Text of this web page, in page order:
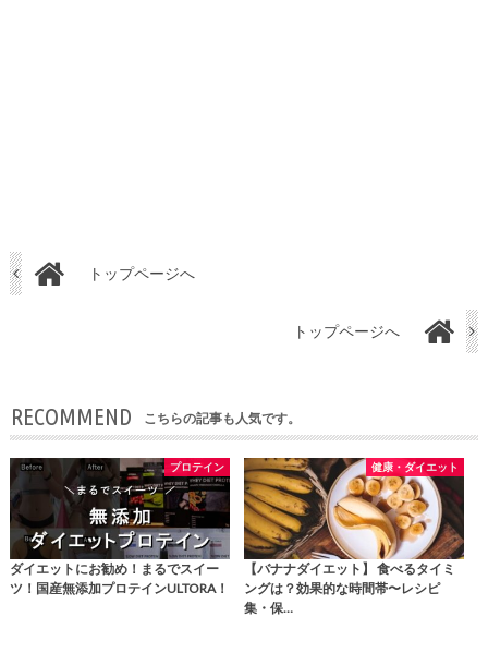
トップページへ
トップページへ
RECOMMEND こちらの記事も人気です。
プロテイン
ダイエットにお勧め！まるでスイー
ツ！国産無添加プロテインULTORA！
健康・ダイエット
【バナナダイエット】 食べるタイミ
ングは？効果的な時間帯〜レシピ
集・保…